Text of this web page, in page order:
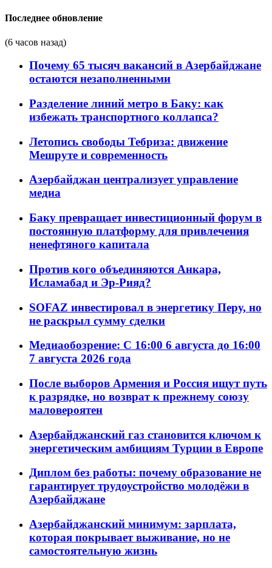
Последнее обновление
(6 часов назад)
Почему 65 тысяч вакансий в Азербайджане
остаются незаполненными
Разделение линий метро в Баку: как
избежать транспортного коллапса?
Летопись свободы Тебриза: движение
Мешруте и современность
Азербайджан централизует управление
медиа
Баку превращает инвестиционный форум в
постоянную платформу для привлечения
ненефтяного капитала
Против кого объединяются Анкара,
Исламабад и Эр-Рияд?
SOFAZ инвестировал в энергетику Перу, но
не раскрыл сумму сделки
Медиаобозрение: С 16:00 6 августа до 16:00
7 августа 2026 года
После выборов Армения и Россия ищут путь
к разрядке, но возврат к прежнему союзу
маловероятен
Азербайджанский газ становится ключом к
энергетическим амбициям Турции в Европе
Диплом без работы: почему образование не
гарантирует трудоустройство молодёжи в
Азербайджане
Азербайджанский минимум: зарплата,
которая покрывает выживание, но не
самостоятельную жизнь